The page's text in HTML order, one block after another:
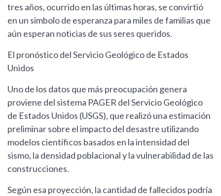
tres años, ocurrido en las últimas horas, se convirtió
en un símbolo de esperanza para miles de familias que
aún esperan noticias de sus seres queridos.
El pronóstico del Servicio Geológico de Estados
Unidos
Uno de los datos que más preocupación genera
proviene del sistema PAGER del Servicio Geológico
de Estados Unidos (USGS), que realizó una estimación
preliminar sobre el impacto del desastre utilizando
modelos científicos basados en la intensidad del
sismo, la densidad poblacional y la vulnerabilidad de las
construcciones.
Según esa proyección, la cantidad de fallecidos podría